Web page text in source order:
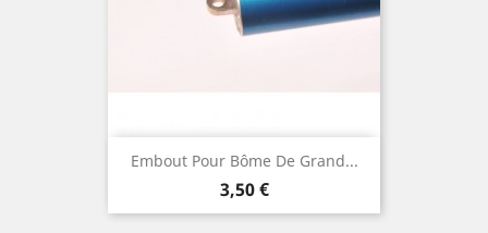
Embout Pour Bôme De Grand...
Prix
3,50 €